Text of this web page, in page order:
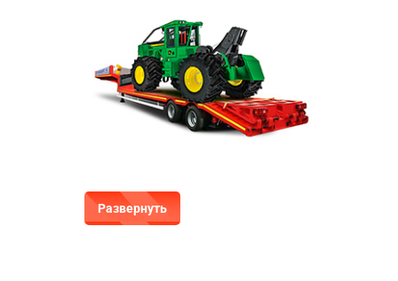
Развернуть